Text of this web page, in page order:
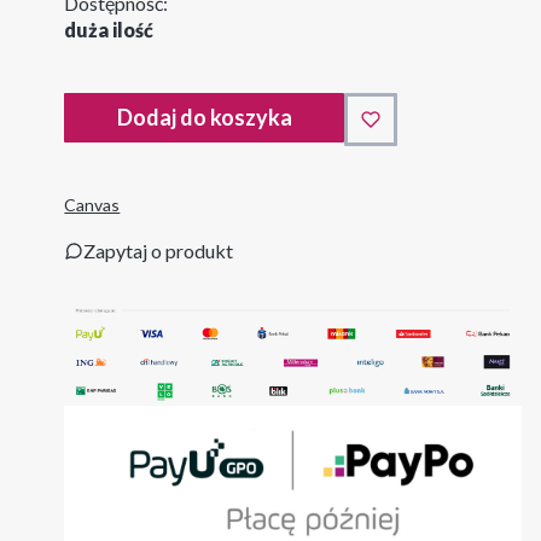
duża ilość
Dodaj do koszyka
Canvas
Zapytaj o produkt